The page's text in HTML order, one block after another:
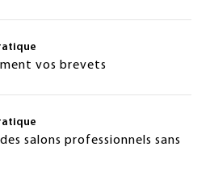
vos brevets
salons professionnels sans